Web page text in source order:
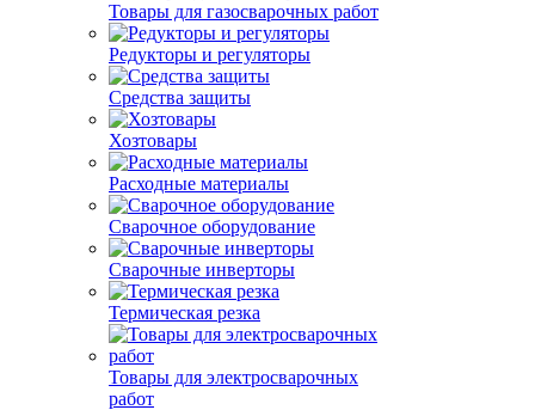
Товары для газосварочных работ
Редукторы и регуляторы
Средства защиты
Хозтовары
Расходные материалы
Сварочное оборудование
Сварочные инверторы
Термическая резка
Товары для электросварочных
работ